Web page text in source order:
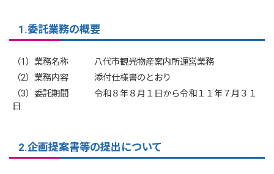
1.委託業務の概要
（1）業務名称 八代市観光物産案内所運営業務
（2）業務内容 添付仕様書のとおり
（3）委託期間 令和８年８月１日から令和１１年７月３１
日
2.企画提案書等の提出について